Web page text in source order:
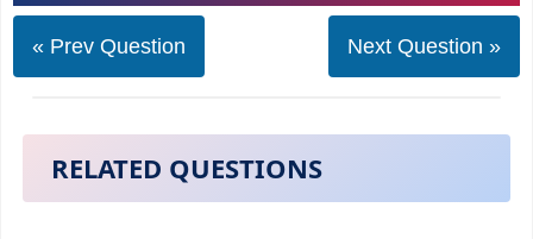
« Prev Question Next Question »
RELATED QUESTIONS